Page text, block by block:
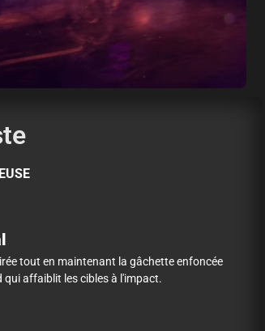
tout en maintenant la gâchette enfoncée
qui affaiblit les cibles à l'impact.